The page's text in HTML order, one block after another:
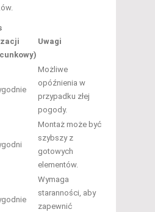
Uwagi
Możliwe
opóźnienia w
przypadku złej
pogody.
Montaż może być
szybszy z
gotowych
elementów.
Wymaga
staranności, aby
zapewnić